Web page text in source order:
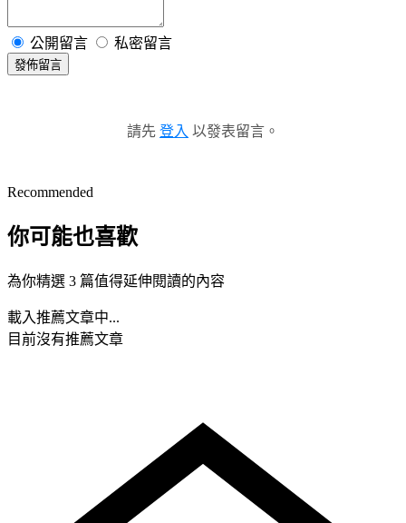
公開留言 私密留言
發佈留言
請先 登入 以發表留言。
Recommended
你可能也喜歡
為你精選 3 篇值得延伸閱讀的內容
載入推薦文章中...
目前沒有推薦文章